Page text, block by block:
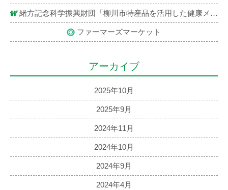
緒方記念科学振興財団「柳川市特産品を活用した健康メニュー」レシピ紹介
ファーマーズマーケット
アーカイブ
2025年10月
2025年9月
2024年11月
2024年10月
2024年9月
2024年4月